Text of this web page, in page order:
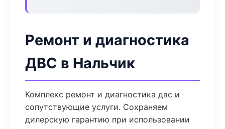
Ремонт и диагностика
ДВС в Нальчик
Комплекс ремонт и диагностика двс и
сопутствующие услуги. Сохраняем
дилерскую гарантию при использовании